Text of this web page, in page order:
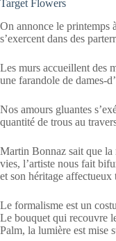
Target Flowers
On annonce le printemps
s’exercent dans des
Les murs accueillent des
une farandole de dames-
Nos amours gluantes
quantité de trous au
Martin Bonnaz sait que la
vies, l’artiste nous fait
et son héritage
Le formalisme est un
Le bouquet qui recouvre
Palm, la lumière est mise